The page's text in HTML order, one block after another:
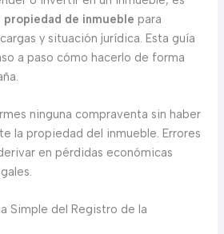
propiedad de inmueble para
y situación jurídica. Esta guía
a paso cómo hacerlo de forma
ninguna compraventa sin haber
la propiedad del inmueble. Errores
en pérdidas económicas
Simple del Registro de la